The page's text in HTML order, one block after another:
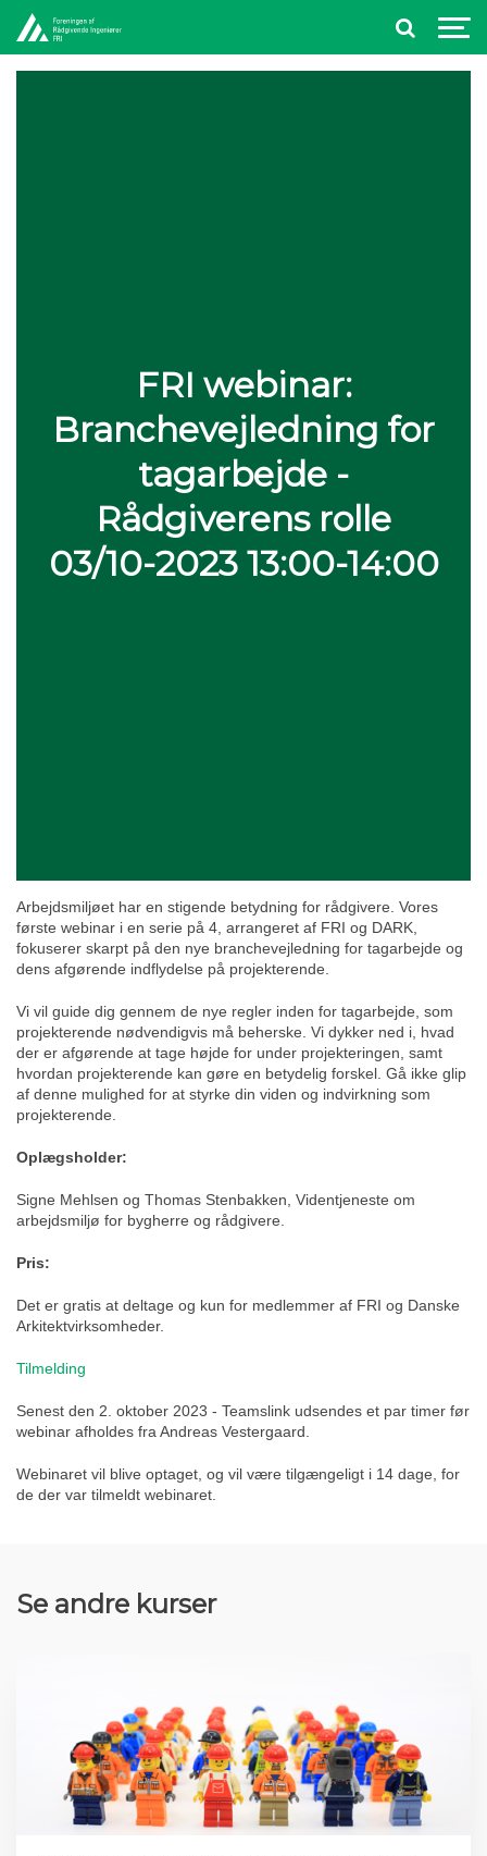
FRI webinar:
Branchevejledning for
tagarbejde -
Rådgiverens rolle
03/10-2023 13:00-14:00
Arbejdsmiljøet har en stigende betydning for rådgivere. Vores
første webinar i en serie på 4, arrangeret af FRI og DARK,
fokuserer skarpt på den nye branchevejledning for tagarbejde og
dens afgørende indflydelse på projekterende.
Vi vil guide dig gennem de nye regler inden for tagarbejde, som
projekterende nødvendigvis må beherske. Vi dykker ned i, hvad
der er afgørende at tage højde for under projekteringen, samt
hvordan projekterende kan gøre en betydelig forskel. Gå ikke glip
af denne mulighed for at styrke din viden og indvirkning som
projekterende.
Oplægsholder:
Signe Mehlsen og Thomas Stenbakken, Videntjeneste om
arbejdsmiljø for bygherre og rådgivere.
Pris:
Det er gratis at deltage og kun for medlemmer af FRI og Danske
Arkitektvirksomheder.
Tilmelding
Senest den 2. oktober 2023 - Teamslink udsendes et par timer før
webinar afholdes fra Andreas Vestergaard.
Webinaret vil blive optaget, og vil være tilgængeligt i 14 dage, for
de der var tilmeldt webinaret.
Se andre kurser